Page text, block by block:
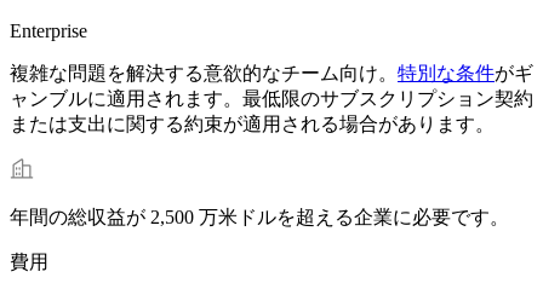
Enterprise
複雑な問題を解決する意欲的なチーム向け。 特別な条件がギ
ャンブルに適用されます。最低限のサブスクリプション契約
または支出に関する約束が適用される場合があります。
年間の総収益が 2,500 万米ドルを超える企業に必要です。
費用